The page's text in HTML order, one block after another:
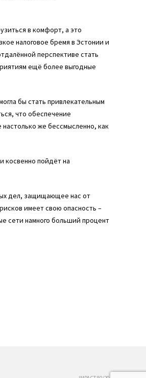
в комфорт, а это
налоговое бремя в Эстонии и
перспективе стать
ещё более выгодные
бы стать привлекательным
что обеспечение
же бессмысленно, как
косвенно пойдёт на
дел, защищающее нас от
имеет свою опасность –
сети намного больший процент